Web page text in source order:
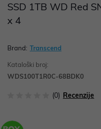
SSD 1TB WD Red
x 4
Brand: Transcend
Kataloški broj:
WDS100T1R0C-68BDK0
(0) Recenzije